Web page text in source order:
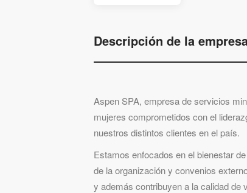
Descripción de la
Aspen SPA, empresa de servicios
mujeres comprometidos con el
nuestros distintos clientes en el país.
Estamos enfocados en el bienestar
de la organización y convenios
y además contribuyen a la calidad de